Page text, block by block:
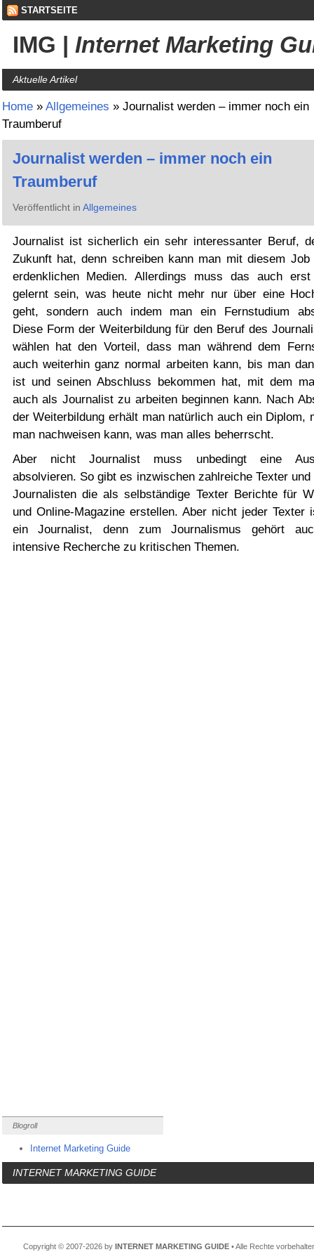
STARTSEITE
IMG | Internet Marketing
Aktuelle Artikel
Home» Allgemeines » Journalist werden – immer noch ein
Traumberuf
Journalist werden – immer noch ein
Traumberuf
Veröffentlicht in Allgemeines
Journalist ist sicherlich ein sehr interessanter Beruf,
Zukunft hat, denn schreiben kann man mit diesem
erdenklichen Medien. Allerdings muss das auch erst
gelernt sein, was heute nicht mehr nur über eine
geht, sondern auch indem man ein Fernstudium
Diese Form der Weiterbildung für den Beruf des
wählen hat den Vorteil, dass man während dem
auch weiterhin ganz normal arbeiten kann, bis man
ist und seinen Abschluss bekommen hat, mit dem
auch als Journalist zu arbeiten beginnen kann. Nach
der Weiterbildung erhält man natürlich auch ein Diplom,
man nachweisen kann, was man alles beherrscht.
Aber nicht Journalist muss unbedingt eine
absolvieren. So gibt es inzwischen zahlreiche Texter und
Journalisten die als selbständige Texter Berichte für
und Online-Magazine erstellen. Aber nicht jeder Texter
ein Journalist, denn zum Journalismus gehört
intensive Recherche zu kritischen Themen.
Blogroll
Internet Marketing Guide
INTERNET MARKETING GUIDE
Copyright © 2007-2026 by INTERNET MARKETING GUIDE• Alle Rechte